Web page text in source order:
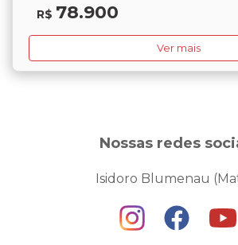
R$ 78.900
Ver mais
Nossas redes
Isidoro Blumenau